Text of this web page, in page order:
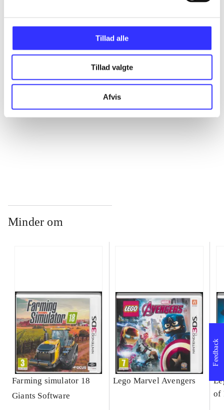
Tillad alle
Tillad valgte
Afvis
...
...
Minder om
Farming simulator 18
Giants Software
Lego Marvel Avengers
of
Feedback